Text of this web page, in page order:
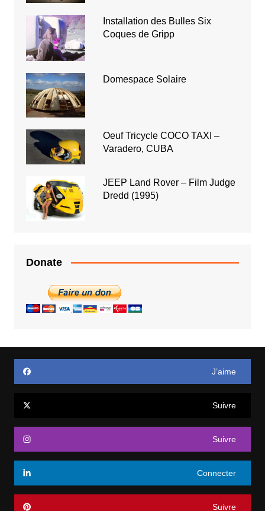
Installation des Bulles Six
Coques de Gripp
Domespace Solaire
Oeuf Tricycle COCO TAXI –
Varadero, CUBA
JEEP Land Rover – Film Judge
Dredd (1995)
Donate
J’aime
Suivre
Suivre
Connecter
Suivre